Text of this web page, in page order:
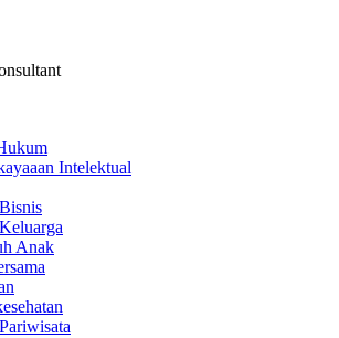
Intelektual
Anak